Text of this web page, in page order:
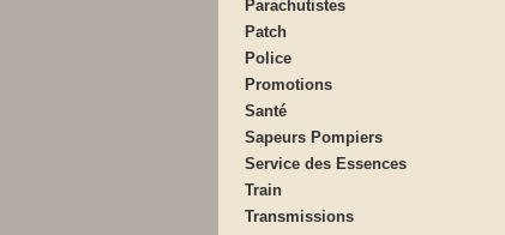
Parachutistes
Patch
Police
Promotions
Santé
Sapeurs Pompiers
Service des Essences
Train
Transmissions